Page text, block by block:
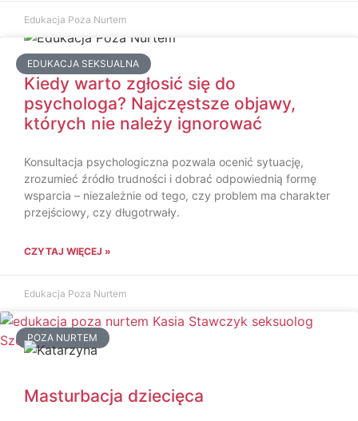
Edukacja Poza Nurtem
EDUKACJA SEKSUALNA
Kiedy warto zgłosić się do
psychologa? Najczęstsze objawy,
których nie należy ignorować
Konsultacja psychologiczna pozwala ocenić sytuację,
zrozumieć źródło trudności i dobrać odpowiednią formę
wsparcia – niezależnie od tego, czy problem ma charakter
przejściowy, czy długotrwały.
CZYTAJ WIĘCEJ »
Edukacja Poza Nurtem
POZA NURTEM
Masturbacja dziecięca